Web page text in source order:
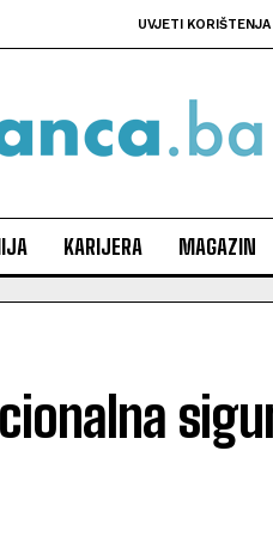
UVJETI KORIŠTENJA
KARIJERA MAGAZIN